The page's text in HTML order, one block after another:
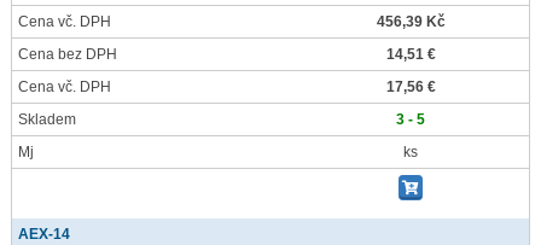
Cena vč. DPH
456,39 Kč
Cena bez DPH
14,51 €
Cena vč. DPH
17,56 €
Skladem
3 - 5
Mj
ks
AEX-14